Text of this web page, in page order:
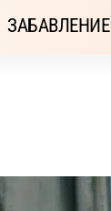
ЗАБАВЛЕНИЕ